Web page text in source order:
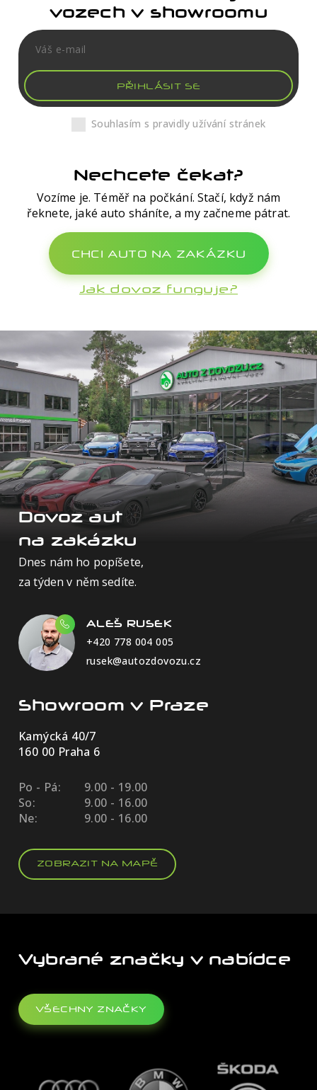
vozech v showroomu
PŘIHLÁSIT SE
Souhlasím s pravidly užívání stránek
Nechcete čekat?
Vozíme je. Téměř na počkání. Stačí, když nám
řeknete, jaké auto sháníte, a my začneme pátrat.
CHCI AUTO NA ZAKÁZKU
Jak dovoz funguje?
Dovoz aut
na zakázku
Dnes nám ho popíšete,
za týden v něm sedíte.
ALEŠ RUSEK
+420 778 004 005
rusek@autozdovozu.cz
Showroom v Praze
Kamýcká 40/7
160 00 Praha 6
Po - Pá:
9.00 - 19.00
So:
9.00 - 16.00
Ne:
9.00 - 16.00
ZOBRAZIT NA MAPĚ
Vybrané značky v nabídce
VŠECHNY ZNAČKY